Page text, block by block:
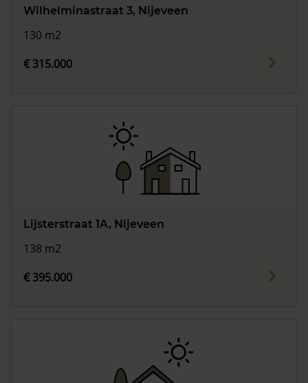
Wilhelminastraat 3, Nijeveen
130 m2
€ 315.000
Lijsterstraat 1A, Nijeveen
138 m2
€ 395.000